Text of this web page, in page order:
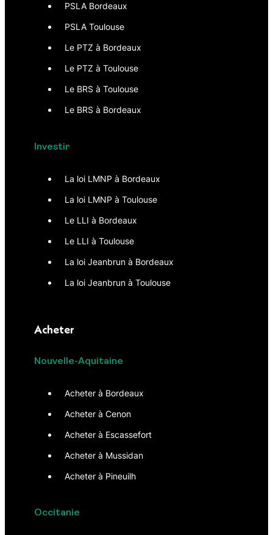
PSLA Bordeaux
PSLA Toulouse
Le PTZ à Bordeaux
Le PTZ à Toulouse
Le BRS à Toulouse
Le BRS à Bordeaux
Investir
La loi LMNP à Bordeaux
La loi LMNP à Toulouse
Le LLI à Bordeaux
Le LLI à Toulouse
La loi Jeanbrun à Bordeaux
La loi Jeanbrun à Toulouse
Acheter
Nouvelle-Aquitaine
Acheter à Bordeaux
Acheter à Cenon
Acheter à Escassefort
Acheter à Mussidan
Acheter à Pineuilh
Occitanie